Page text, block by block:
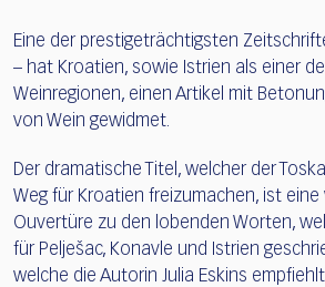
Eine der prestigeträchtigsten
– hat Kroatien, sowie Istrien als einer
Weinregionen, einen Artikel mit
von Wein gewidmet.
Der dramatische Titel, welcher der
Weg für Kroatien freizumachen, ist
Ouvertüre zu den lobenden Worten,
für Pelješac, Konavle und Istrien
welche die Autorin Julia Eskins